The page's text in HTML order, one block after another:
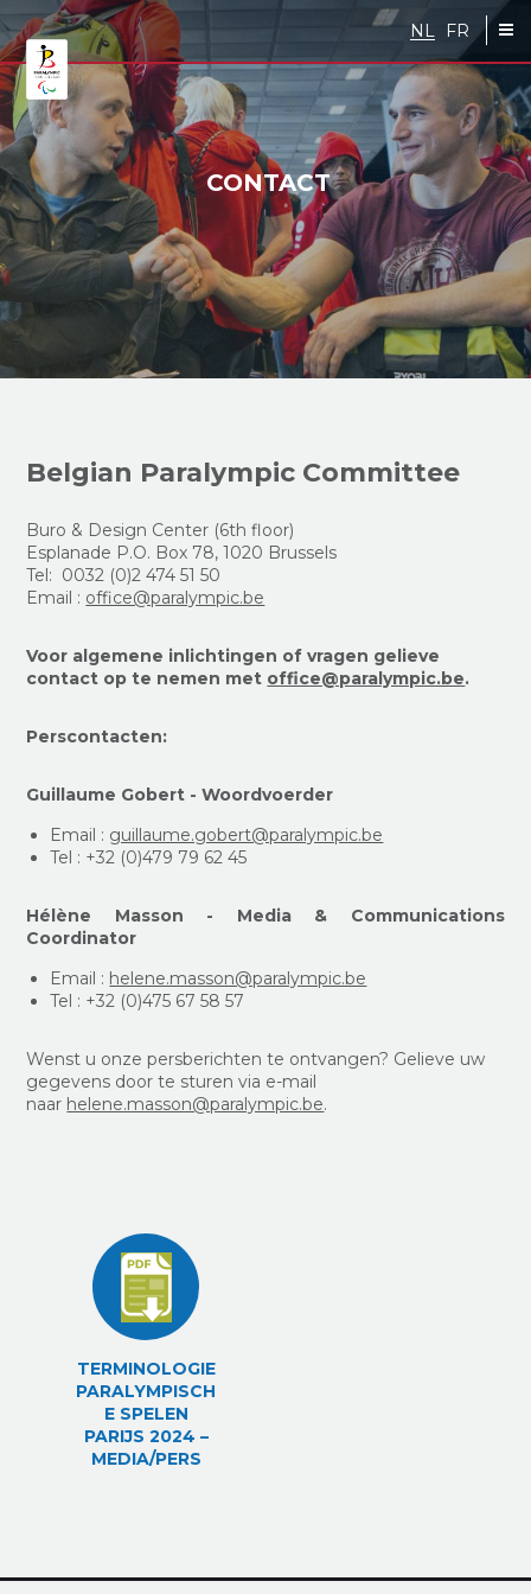
Skip to main content
NL FR
CONTACT
Belgian Paralympic Committee
Buro & Design Center (6th floor)
Esplanade P.O. Box 78, 1020 Brussels
Tel: 0032 (0)2 474 51 50
Email : office@paralympic.be
Voor algemene inlichtingen of vragen gelieve
contact op te nemen met office@paralympic.be.
Perscontacten:
Guillaume Gobert - Woordvoerder
Email : guillaume.gobert@paralympic.be
Tel : +32 (0)479 79 62 45
Hélène Masson - Media & Communications
Coordinator
Email : helene.masson@paralympic.be
Tel : +32 (0)475 67 58 57
Wenst u onze persberichten te ontvangen? Gelieve uw
gegevens door te sturen via e-mail
naar helene.masson@paralympic.be.
TERMINOLOGIE
PARALYMPISCH
E SPELEN
PARIJS 2024 –
MEDIA/PERS